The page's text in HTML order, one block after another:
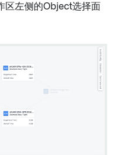
区左侧的Object选择面